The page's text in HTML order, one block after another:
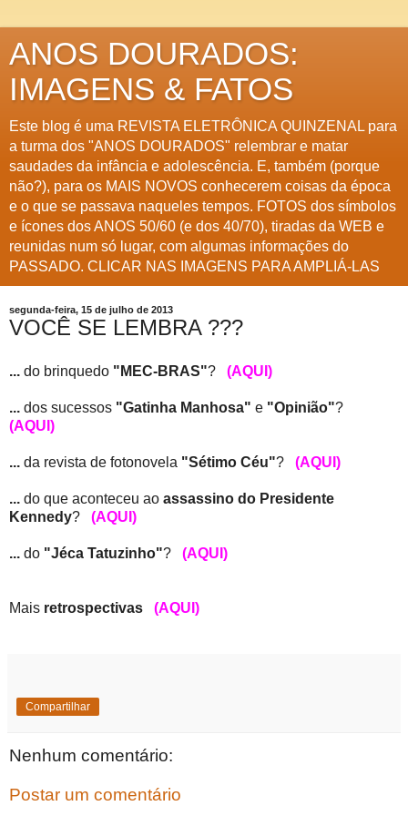
ANOS DOURADOS:
IMAGENS & FATOS
Este blog é uma REVISTA ELETRÔNICA QUINZENAL para
a turma dos "ANOS DOURADOS" relembrar e matar
saudades da infância e adolescência. E, também (porque
não?), para os MAIS NOVOS conhecerem coisas da época
e o que se passava naqueles tempos. FOTOS dos símbolos
e ícones dos ANOS 50/60 (e dos 40/70), tiradas da WEB e
reunidas num só lugar, com algumas informações do
PASSADO. CLICAR NAS IMAGENS PARA AMPLIÁ-LAS
segunda-feira, 15 de julho de 2013
VOCÊ SE LEMBRA ???
... do brinquedo "MEC-BRAS"? (AQUI)
... dos sucessos "Gatinha Manhosa" e "Opinião"?
(AQUI)
... da revista de fotonovela "Sétimo Céu"? (AQUI)
... do que aconteceu ao assassino do Presidente
Kennedy? (AQUI)
... do "Jéca Tatuzinho"? (AQUI)
Mais retrospectivas (AQUI)
Compartilhar
Nenhum comentário:
Postar um comentário